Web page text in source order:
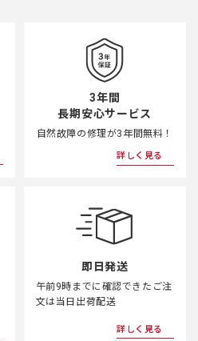
3年間
長期安心サービス
自然故障の修理が3年間無料！
詳しく見る
即日発送
午前9時までに確認できたご注
文は当日出荷配送
詳しく見る